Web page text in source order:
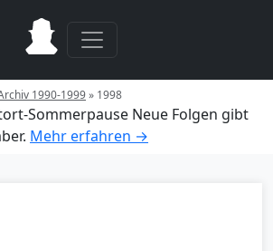
1990-1999» 1998
Sommerpause Neue Folgen gibt
Mehr erfahren →